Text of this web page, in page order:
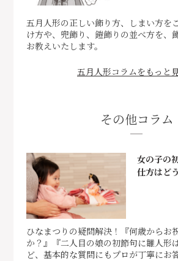
五月人形の正しい飾り方、しまい方を
け方や、兜飾り、鎧飾りの並べ方を、
お教えいたします。
五月人形コラムをもっと
その他コラム
女の子の
仕方はど
ひなまつりの疑問解決！『何歳からお
か？』『二人目の娘の初節句に雛人形
ど、基本的な質問にもプロが丁寧にお